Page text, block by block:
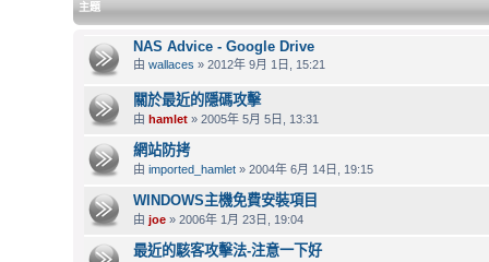
主題
NAS Advice - Google Drive
由 wallaces » 2012年 9月 1日, 15:21
關於最近的隱碼攻擊
由 hamlet » 2005年 5月 5日, 13:31
網站防拷
由 imported_hamlet » 2004年 6月 14日, 19:15
WINDOWS主機免費安裝項目
由 joe » 2006年 1月 23日, 19:04
最近的駭客攻擊法-注意一下好